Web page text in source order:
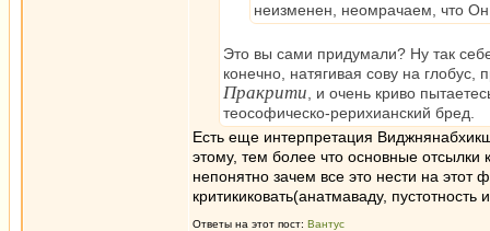
неизменен, неомрачаем, что
Это вы сами придумали? Ну так
конечно, натягивая сову на
Пракрити , и очень криво
теософическо-рерихианский бред.
Есть еще интерпретация
этому, тем более что основные
непонятно зачем все это нести на
критикиковать(анатмаваду, пустотность
Ответы на этот пост: Вантус